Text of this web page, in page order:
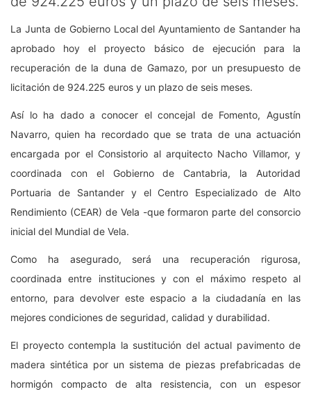
La Junta de Gobierno Local del Ayuntamiento de Santander ha
aprobado hoy el proyecto básico de ejecución para la
recuperación de la duna de Gamazo, por un presupuesto de
licitación de 924.225 euros y un plazo de seis meses.
Así lo ha dado a conocer el concejal de Fomento, Agustín
Navarro, quien ha recordado que se trata de una actuación
encargada por el Consistorio al arquitecto Nacho Villamor, y
coordinada con el Gobierno de Cantabria, la Autoridad
Portuaria de Santander y el Centro Especializado de Alto
Rendimiento (CEAR) de Vela -que formaron parte del consorcio
inicial del Mundial de Vela.
Como ha asegurado, será una recuperación rigurosa,
coordinada entre instituciones y con el máximo respeto al
entorno, para devolver este espacio a la ciudadanía en las
mejores condiciones de seguridad, calidad y durabilidad.
El proyecto contempla la sustitución del actual pavimento de
madera sintética por un sistema de piezas prefabricadas de
hormigón compacto de alta resistencia, con un espesor